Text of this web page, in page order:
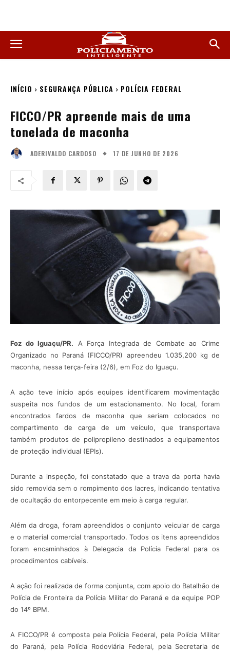
INÍCIO SEGURANÇA PÚBLICA POLÍCIA FEDERAL
FICCO/PR apreende mais de uma
tonelada de maconha
ADERIVALDO CARDOSO 17 DE JUNHO DE 2026
Foz do Iguaçu/PR. A Força Integrada de Combate ao Crime
Organizado no Paraná (FICCO/PR) apreendeu 1.035,200 kg de
maconha, nessa terça-feira (2/6), em Foz do Iguaçu.
A ação teve início após equipes identificarem movimentação
suspeita nos fundos de um estacionamento. No local, foram
encontrados fardos de maconha que seriam colocados no
compartimento de carga de um veículo, que transportava
também produtos de polipropileno destinados a equipamentos
de proteção individual (EPIs).
Durante a inspeção, foi constatado que a trava da porta havia
sido removida sem o rompimento dos lacres, indicando tentativa
de ocultação do entorpecente em meio à carga regular.
Além da droga, foram apreendidos oconjunto veicular de carga
e o material comercial transportado. Todos os itens apreendidos
foram encaminhadosà Delegacia da Polícia Federal para os
procedimentos cabíveis.
A ação foi realizada de forma conjunta, com apoio do Batalhão de
Polícia de Fronteira da Polícia Militar do Paraná e da equipe POP
do 14º BPM.
A FICCO/PR é composta pela Polícia Federal, pela Polícia Militar
do Paraná, pela Polícia Rodoviária Federal, pela Secretaria de